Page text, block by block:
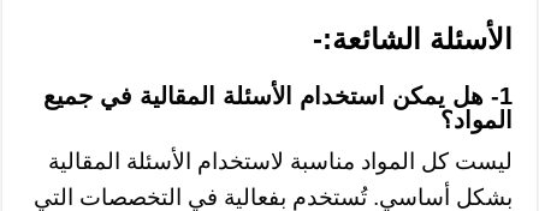
الأسئلة الشائعة:-
1- هل يمكن استخدام الأسئلة المقالية في جميع
المواد؟
ليست كل المواد مناسبة لاستخدام الأسئلة المقالية
بشكل أساسي. تُستخدم بفعالية في التخصصات التي